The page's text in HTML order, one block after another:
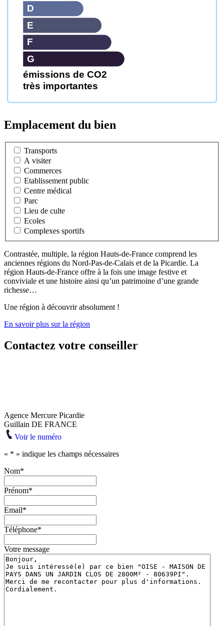
émissions de CO2
très importantes
G
F
E
D
Emplacement du bien
Transports
A visiter
Commerces
Etablissement public
Centre médical
Parc
Lieu de culte
Ecoles
Complexes sportifs
Contrastée, multiple, la région Hauts-de-France comprend les
anciennes régions du Nord-Pas-de-Calais et de la Picardie. La
région Hauts-de-France offre à la fois une image festive et
conviviale et une histoire ainsi qu’un patrimoine d’une grande
richesse…
Une région à découvrir absolument !
En savoir plus sur la région
Contactez votre conseiller
Agence Mercure Picardie
Guillain DE FRANCE
Voir le numéro
« * » indique les champs nécessaires
Nom*
Prénom*
Email*
Téléphone*
Votre message